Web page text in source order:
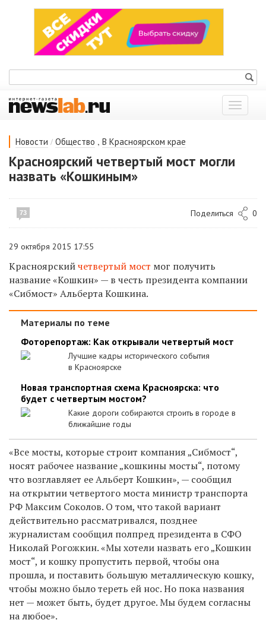
Показать
меню
Новости / Общество , В Красноярском крае
Красноярский четвертый мост могли
назвать «Кошкиным»
73 Поделиться 0
29 октября 2015 17:55
Красноярскийчетвертый мост мог получить
название «Кошкин» — в честь президента компании
«Сибмост» Альберта Кошкина.
Материалы по теме
Фоторепортаж: Как открывали четвертый мост
Лучшие кадры исторического события
в Красноярске
Новая транспортная схема Красноярска: что
будет с четвертым мостом?
Какие дороги собираются строить в городе в
ближайшие годы
«Все мосты, которые строит компания „Сибмост“,
носят рабочее название „кошкины мосты“, потому
что возглавляет ее Альберт Кошкин», — сообщил
на открытии четвертого моста министр транспорта
РФ Максим Соколов. О том, что такой вариант
действительно рассматривался, позднее
журналистам сообщил полпред президента в СФО
Николай Рогожкин. «Мы хотели назвать его „Кошкин
мост“, и кошку пропустить первой, чтобы она
прошла, и поставить большую металлическую кошку,
чтобы можно было тереть ей нос. Но пока названия
нет — может быть, будет другое. Мы будем согласны
на любое».